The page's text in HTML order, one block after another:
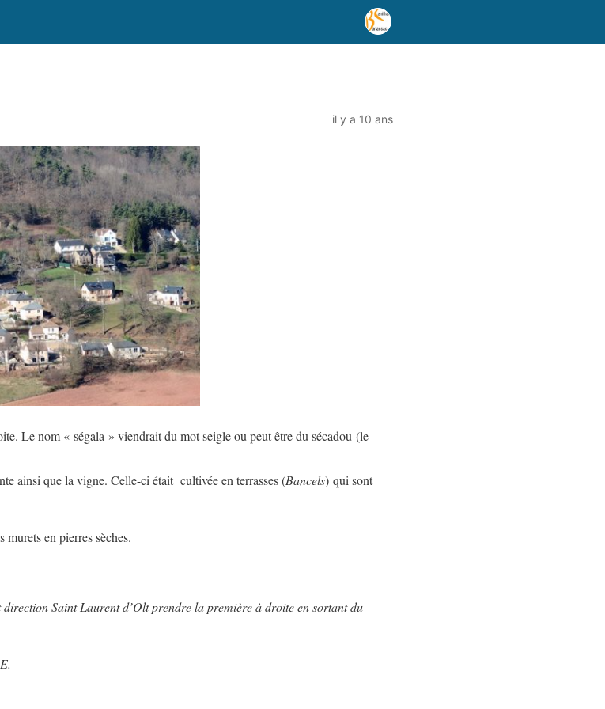
il y a 10 ans
Le nom « ségala » viendrait du mot seigle ou peut être du sécadou (le
ainsi que la vigne. Celle-ci était cultivée en terrasses (Bancels) qui sont
en pierres sèches.
Saint Laurent d’Olt prendre la première à droite en sortant du